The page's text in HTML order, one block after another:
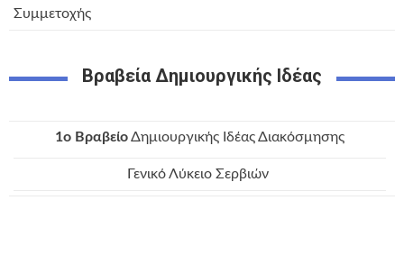
Συμμετοχής
Βραβεία Δημιουργικής Ιδέας
1o BραβείοΔημιουργικής Ιδέας Διακόσμησης
Γενικό Λύκειο Σερβιών